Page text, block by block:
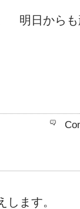
明日から
ます。